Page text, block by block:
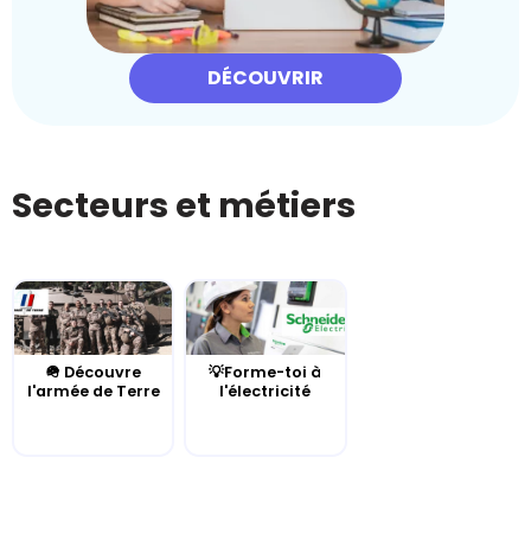
DÉCOUVRIR
Secteurs et métiers
🪖 Découvre
l'armée de Terre
💡Forme-toi à
l'électricité